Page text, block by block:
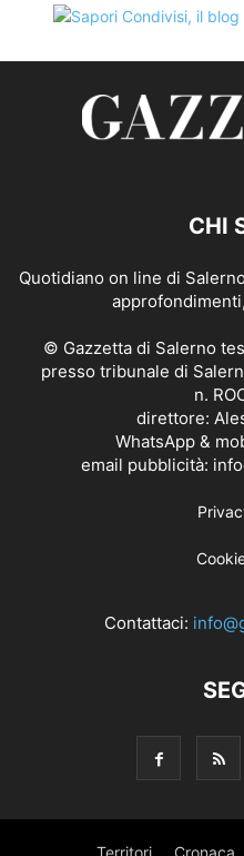
CHI
Quotidiano on line di
© Gazzetta di Salerno
presso tribunale di
n.
direttore:
WhatsApp &
email pubblicità:
Contattaci: